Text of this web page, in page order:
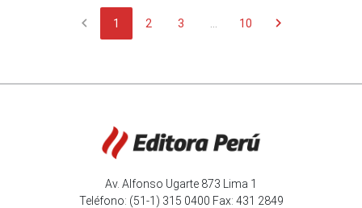
chevron_left 1 2 3 10 chevron_right
Av. Alfonso Ugarte 873 Lima 1
Teléfono: (51-1) 315 0400 Fax: 431 2849